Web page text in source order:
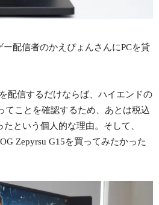
配信者のかえぴょんさんにPCを貸
配信するだけならば、ハイエンドの
てことを確認するため、あとは税込
という個人的な理由。そして、
Zepyrsu G15を買ってみたかった